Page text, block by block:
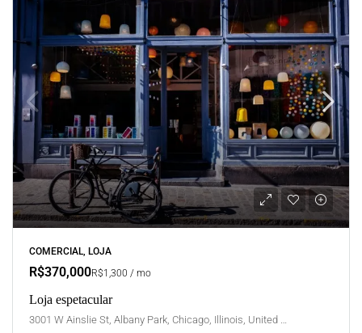
COMERCIAL, LOJA
R$370,000R$1,300 / mo
Loja espetacular
3001 W Ainslie St, Albany Park, Chicago, Illinois, United States